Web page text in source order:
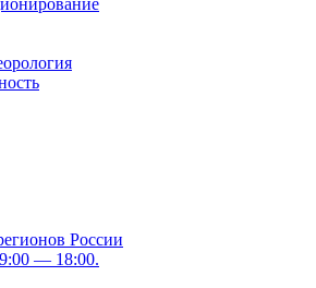
России
— 18:00.